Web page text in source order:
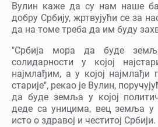
Вулин каже да су нам наше
добру Србију, жртвујући се за
да на томе треба да им буду
"Србија мора да буде земља
солидарности у којој
најмлађим, а у којој најмлађи
старије", рекао је Вулин,
да буде земља у којој
деде са уницима, вец земља у
исто о здравој и честитој Србији.